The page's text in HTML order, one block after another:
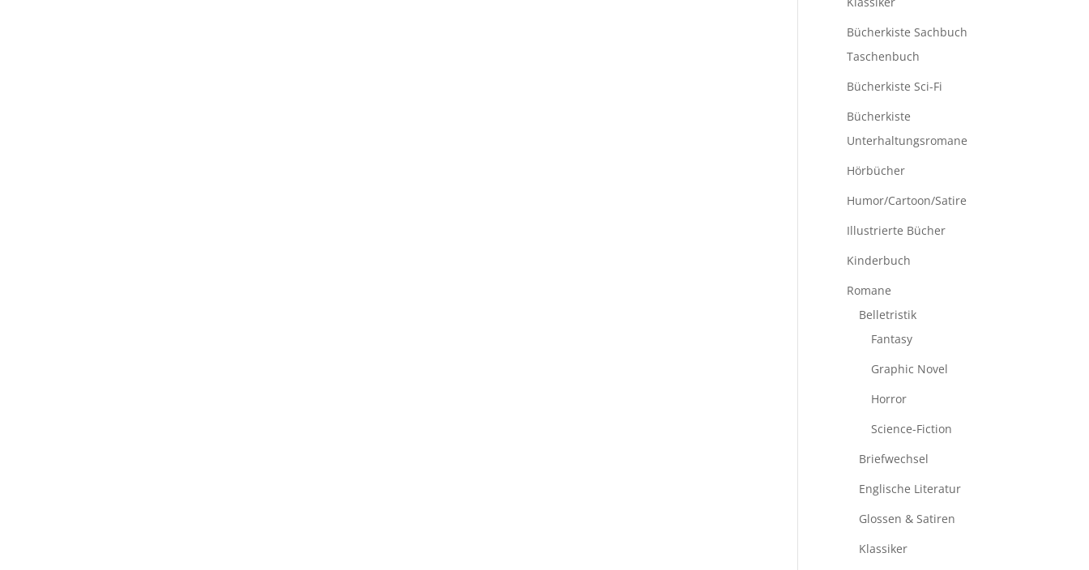
Bücherkiste Sachbuch
Taschenbuch
Bücherkiste Sci-Fi
Bücherkiste
Unterhaltungsromane
Hörbücher
Humor/Cartoon/Satire
Illustrierte Bücher
Kinderbuch
Romane
Belletristik
Fantasy
Graphic Novel
Horror
Science-Fiction
Briefwechsel
Englische Literatur
Glossen & Satiren
Klassiker